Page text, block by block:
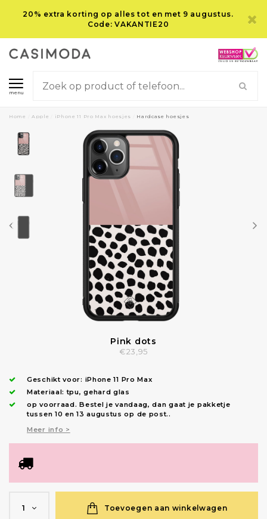
20% extra korting op alles tot en met 9 augustus.
Code: VAKANTIE20
menu
Home Apple iPhone 11 Pro Max hoesjes Hardcase hoesjes
Pink dots
€23,95
Geschikt voor: iPhone 11 Pro Max
Materiaal: tpu, gehard glas
op voorraad.Bestel je vandaag, dan gaat je pakketje
tussen 10 en 13 augustus op de post..
Meer info >
1 Toevoegen aan winkelwagen